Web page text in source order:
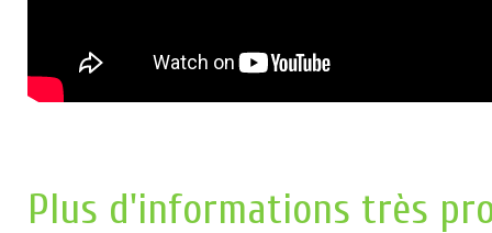
Plus d'informations très